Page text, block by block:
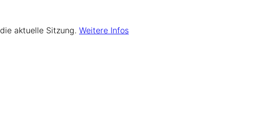
aktuelle Sitzung. Weitere Infos